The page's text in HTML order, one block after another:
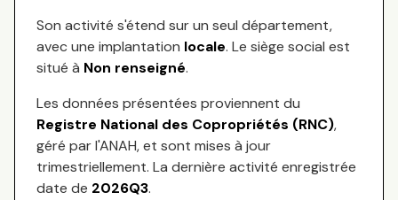
Son activité s'étend surun seul département,
avec une implantation locale. Le siège social est
situé à Non renseigné.
Les données présentées proviennent du
Registre National des Copropriétés (RNC),
géré par l'ANAH, et sont mises à jour
trimestriellement. La dernière activité enregistrée
date de 2026Q3.